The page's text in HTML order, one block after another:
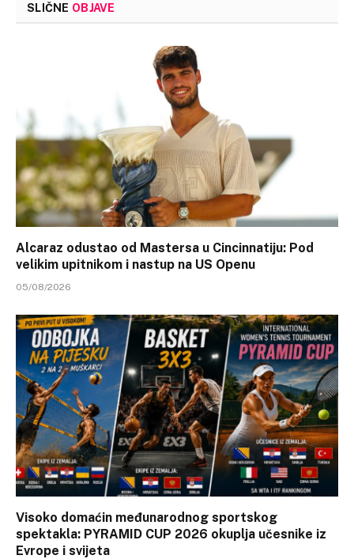
SLIČNE OBJAVE
Alcaraz odustao od Mastersa u Cincinnatiju: Pod
velikim upitnikom i nastup na US Openu
05/08/2026
Visoko domaćin međunarodnog sportskog
spektakla: PYRAMID CUP 2026 okuplja učesnike iz
Evrope i svijeta